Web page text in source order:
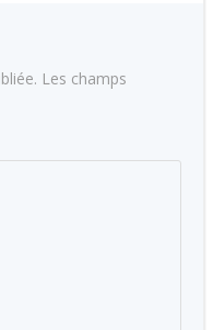
Les champs